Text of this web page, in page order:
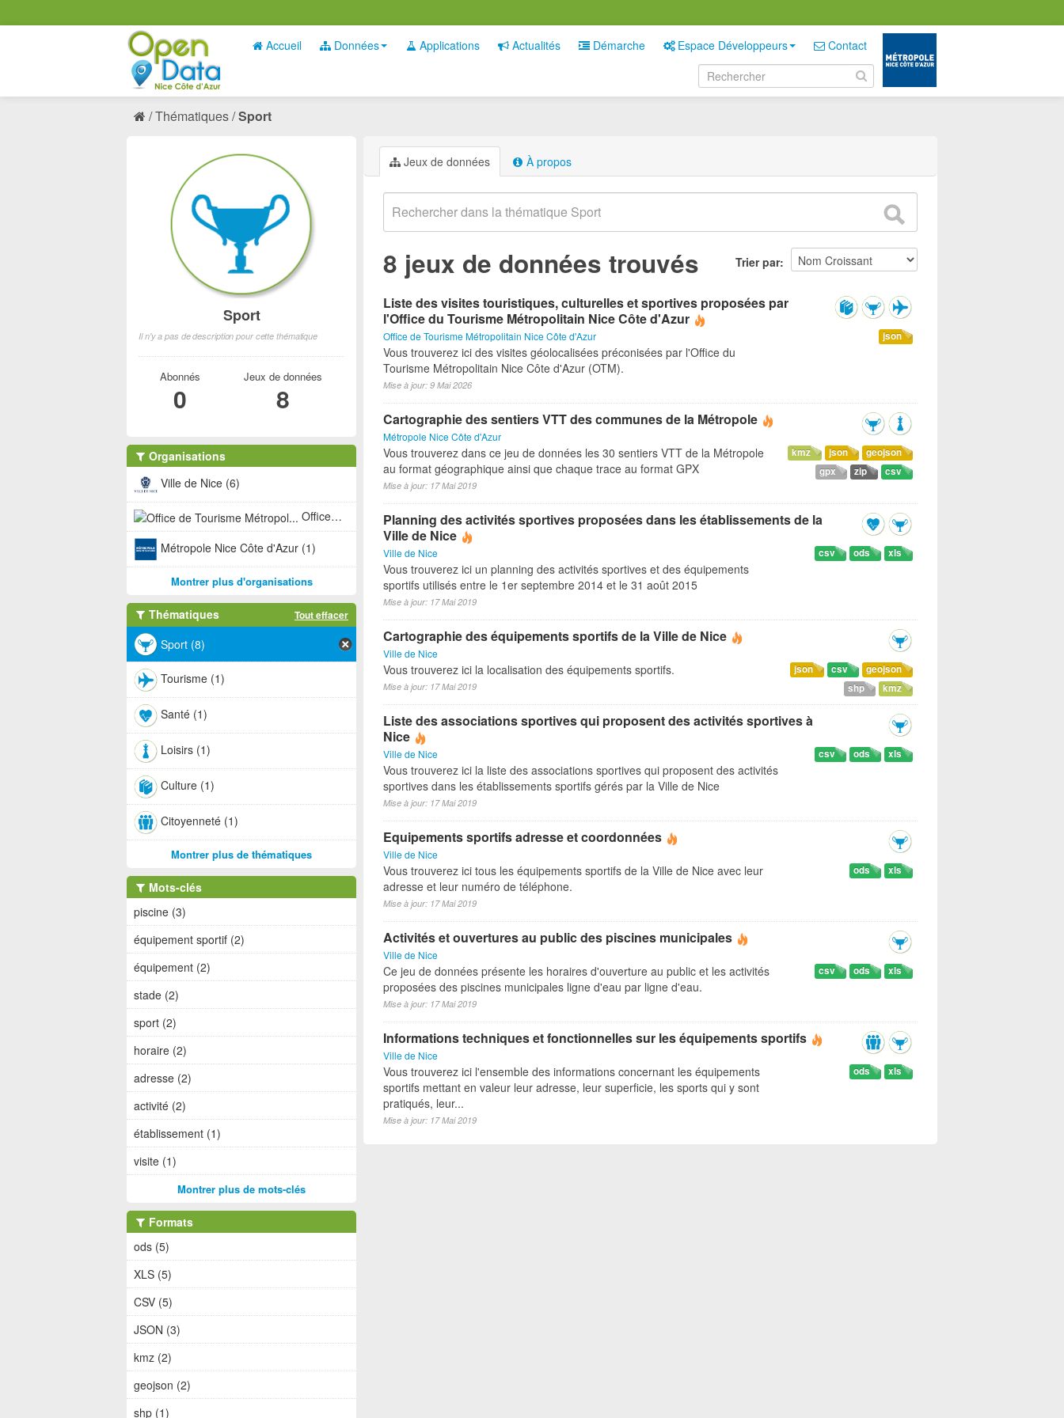
Accueil Données Applications Actualités Démarche Espace Développeurs Contact
Thématiques Sport
Jeux de données À propos
Trier par
8 jeux de données trouvés
Liste des visites touristiques, culturelles et sportives proposées par
l'Office du Tourisme Métropolitain Nice Côte d'Azur
Office de Tourisme Métropolitain Nice Côte d'Azur json
Vous trouverez ici des visites géolocalisées préconisées par l'Office du
Tourisme Métropolitain Nice Côte d'Azur (OTM).
Mise à jour: 9 Mai 2026
Cartographie des sentiers VTT des communes de la Métropole
Métropole Nice Côte d'Azur
geojson
json
kmz
csv
zip
gpx
Vous trouverez dans ce jeu de données les 30 sentiers VTT de la Métropole
au format géographique ainsi que chaque trace au format GPX
Mise à jour: 17 Mai 2019
Planning des activités sportives proposées dans les établissements de la
Ville de Nice
Ville de Nice xls
ods
csv
Vous trouverez ici un planning des activités sportives et des équipements
sportifs utilisés entre le 1er septembre 2014 et le 31 août 2015
Mise à jour: 17 Mai 2019
Cartographie des équipements sportifs de la Ville de Nice
Ville de Nice
geojson
csv
json
kmz
shp
Vous trouverez ici la localisation des équipements sportifs.
Mise à jour: 17 Mai 2019
Liste des associations sportives qui proposent des activités sportives à
Nice
Ville de Nice xls
ods
csv
Vous trouverez ici la liste des associations sportives qui proposent des activités
sportives dans les établissements sportifs gérés par la Ville de Nice
Mise à jour: 17 Mai 2019
Equipements sportifs adresse et coordonnées
Ville de Nice
xls
ods
Vous trouverez ici tous les équipements sportifs de la Ville de Nice avec leur
adresse et leur numéro de téléphone.
Mise à jour: 17 Mai 2019
Activités et ouvertures au public des piscines municipales
Ville de Nice
xls
ods
csv
Ce jeu de données présente les horaires d'ouverture au public et les activités
proposées des piscines municipales ligne d'eau par ligne d'eau.
Mise à jour: 17 Mai 2019
Informations techniques et fonctionnelles sur les équipements sportifs
Ville de Nice
xls
ods
Vous trouverez ici l'ensemble des informations concernant les équipements
sportifs mettant en valeur leur adresse, leur superficie, les sports qui y sont
pratiqués, leur...
Mise à jour: 17 Mai 2019
Sport
Il n'y a pas de description pour cette thématique
Abonnés
0
Jeux de données
8
Organisations
Ville de Nice (6)
Office de Tourisme Métropol... (1)
Métropole Nice Côte d'Azur (1)
Montrer plus d'organisations
Thématiques Tout effacer
Sport (8)
Tourisme (1)
Santé (1)
Loisirs (1)
Culture (1)
Citoyenneté (1)
Montrer plus de thématiques
Mots-clés
piscine (3)
équipement sportif (2)
équipement (2)
stade (2)
sport (2)
horaire (2)
adresse (2)
activité (2)
établissement (1)
visite (1)
Montrer plus de mots-clés
Formats
ods (5)
XLS (5)
CSV (5)
JSON (3)
kmz (2)
geojson (2)
shp (1)